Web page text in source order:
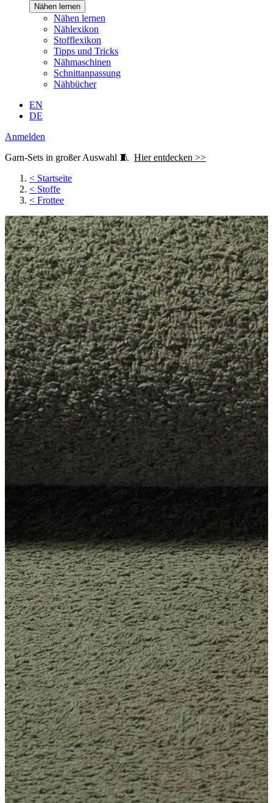
Nähen lernen
Nähen lernen
Nählexikon
Stofflexikon
Tipps und Tricks
Nähmaschinen
Schnittanpassung
Nähbücher
EN
DE
Anmelden
Garn-Sets in großer Auswahl 🧵 Hier entdecken >>
< Startseite
< Stoffe
< Frottee